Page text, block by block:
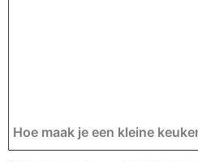
Hoe maak je een kleine